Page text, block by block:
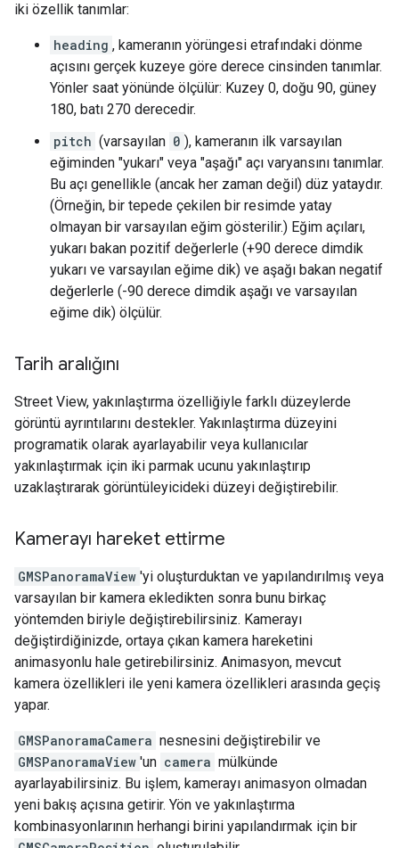
iki özellik tanımlar:
heading , kameranın yörüngesi etrafındaki dönme
açısını gerçek kuzeye göre derece cinsinden tanımlar.
Yönler saat yönünde ölçülür: Kuzey 0, doğu 90, güney
180, batı 270 derecedir.
pitch (varsayılan 0 ), kameranın ilk varsayılan
eğiminden "yukarı" veya "aşağı" açı varyansını tanımlar.
Bu açı genellikle (ancak her zaman değil) düz yataydır.
(Örneğin, bir tepede çekilen bir resimde yatay
olmayan bir varsayılan eğim gösterilir.) Eğim açıları,
yukarı bakan pozitif değerlerle (+90 derece dimdik
yukarı ve varsayılan eğime dik) ve aşağı bakan negatif
değerlerle (-90 derece dimdik aşağı ve varsayılan
eğime dik) ölçülür.
Tarih aralığını
Street View, yakınlaştırma özelliğiyle farklı düzeylerde
görüntü ayrıntılarını destekler. Yakınlaştırma düzeyini
programatik olarak ayarlayabilir veya kullanıcılar
yakınlaştırmak için iki parmak ucunu yakınlaştırıp
uzaklaştırarak görüntüleyicideki düzeyi değiştirebilir.
Kamerayı hareket ettirme
GMSPanoramaView 'yi oluşturduktan ve yapılandırılmış veya
varsayılan bir kamera ekledikten sonra bunu birkaç
yöntemden biriyle değiştirebilirsiniz. Kamerayı
değiştirdiğinizde, ortaya çıkan kamera hareketini
animasyonlu hale getirebilirsiniz. Animasyon, mevcut
kamera özellikleri ile yeni kamera özellikleri arasında geçiş
yapar.
GMSPanoramaCamera nesnesini değiştirebilir ve
GMSPanoramaView 'un camera mülkünde
ayarlayabilirsiniz. Bu işlem, kamerayı animasyon olmadan
yeni bakış açısına getirir. Yön ve yakınlaştırma
kombinasyonlarının herhangi birini yapılandırmak için bir